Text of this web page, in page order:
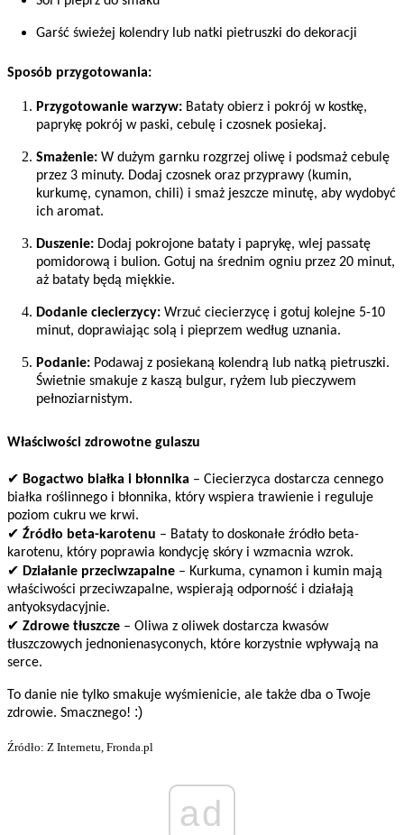
Garść świeżej kolendry lub natki pietruszki do dekoracji
Sposób przygotowania:
Przygotowanie warzyw: Bataty obierz i pokrój w kostkę,
paprykę pokrój w paski, cebulę i czosnek posiekaj.
Smażenie: W dużym garnku rozgrzej oliwę i podsmaż cebulę
przez 3 minuty. Dodaj czosnek oraz przyprawy (kumin,
kurkumę, cynamon, chili) i smaż jeszcze minutę, aby wydobyć
ich aromat.
Duszenie: Dodaj pokrojone bataty i paprykę, wlej passatę
pomidorową i bulion. Gotuj na średnim ogniu przez 20 minut,
aż bataty będą miękkie.
Dodanie ciecierzycy: Wrzuć ciecierzycę i gotuj kolejne 5-10
minut, doprawiając solą i pieprzem według uznania.
Podanie: Podawaj z posiekaną kolendrą lub natką pietruszki.
Świetnie smakuje z kaszą bulgur, ryżem lub pieczywem
pełnoziarnistym.
Właściwości zdrowotne gulaszu
✔ Bogactwo białka i błonnika – Ciecierzyca dostarcza cennego
białka roślinnego i błonnika, który wspiera trawienie i reguluje
poziom cukru we krwi.
✔ Źródło beta-karotenu – Bataty to doskonałe źródło beta-
karotenu, który poprawia kondycję skóry i wzmacnia wzrok.
✔ Działanie przeciwzapalne – Kurkuma, cynamon i kumin mają
właściwości przeciwzapalne, wspierają odporność i działają
antyoksydacyjnie.
✔ Zdrowe tłuszcze – Oliwa z oliwek dostarcza kwasów
tłuszczowych jednonienasyconych, które korzystnie wpływają na
serce.
To danie nie tylko smakuje wyśmienicie, ale także dba o Twoje
zdrowie. Smacznego! :)
Źródło: Z Internetu, Fronda.pl
ad